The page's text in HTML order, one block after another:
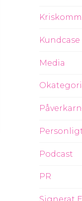
Kundcase
Media
Podcast
PR